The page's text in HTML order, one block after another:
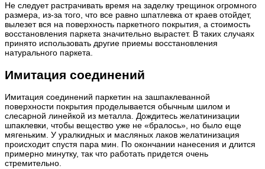
Не следует растрачивать время на заделку трещинок огромного
размера, из-за того, что все равно шпатлевка от краев отойдет,
вылезет вся на поверхность паркетного покрытия, а стоимость
восстановления паркета значительно вырастет. В таких случаях
принято использовать другие приемы восстановления
натурального паркета.
Имитация соединений
Имитация соединений паркетин на зашпаклеванной
поверхности покрытия проделывается обычным шилом и
слесарной линейкой из металла. Дождитесь желатинизации
шпаклевки, чтобы вещество уже не «бралось», но было еще
мягеньким. У уралкидных и масляных лаков желатинизация
происходит спустя пара мин. По окончании нанесения и длится
примерно минутку, так что работать придется очень
стремительно.